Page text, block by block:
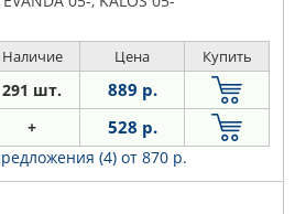
Наличие Цена Купить
291 шт. 889 р.
+ 528 р.
(4) от 870 р.